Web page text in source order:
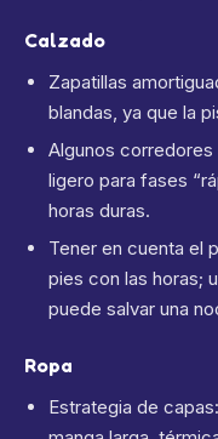
Calzado
Zapatillas
blandas, ya que la
Algunos corredores
ligero para fases
horas duras.
Tener en cuenta el
pies con las horas;
puede salvar una
Ropa
Estrategia de